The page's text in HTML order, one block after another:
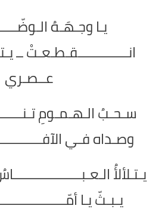
يـا وجـهَـهُ
انــــــــــــــقـطـعـتْ
عــصـري
سـحـبُ الـهـمـومِ
وصـداه فـي
يـتـلألأُ
يـبـثّ يـا